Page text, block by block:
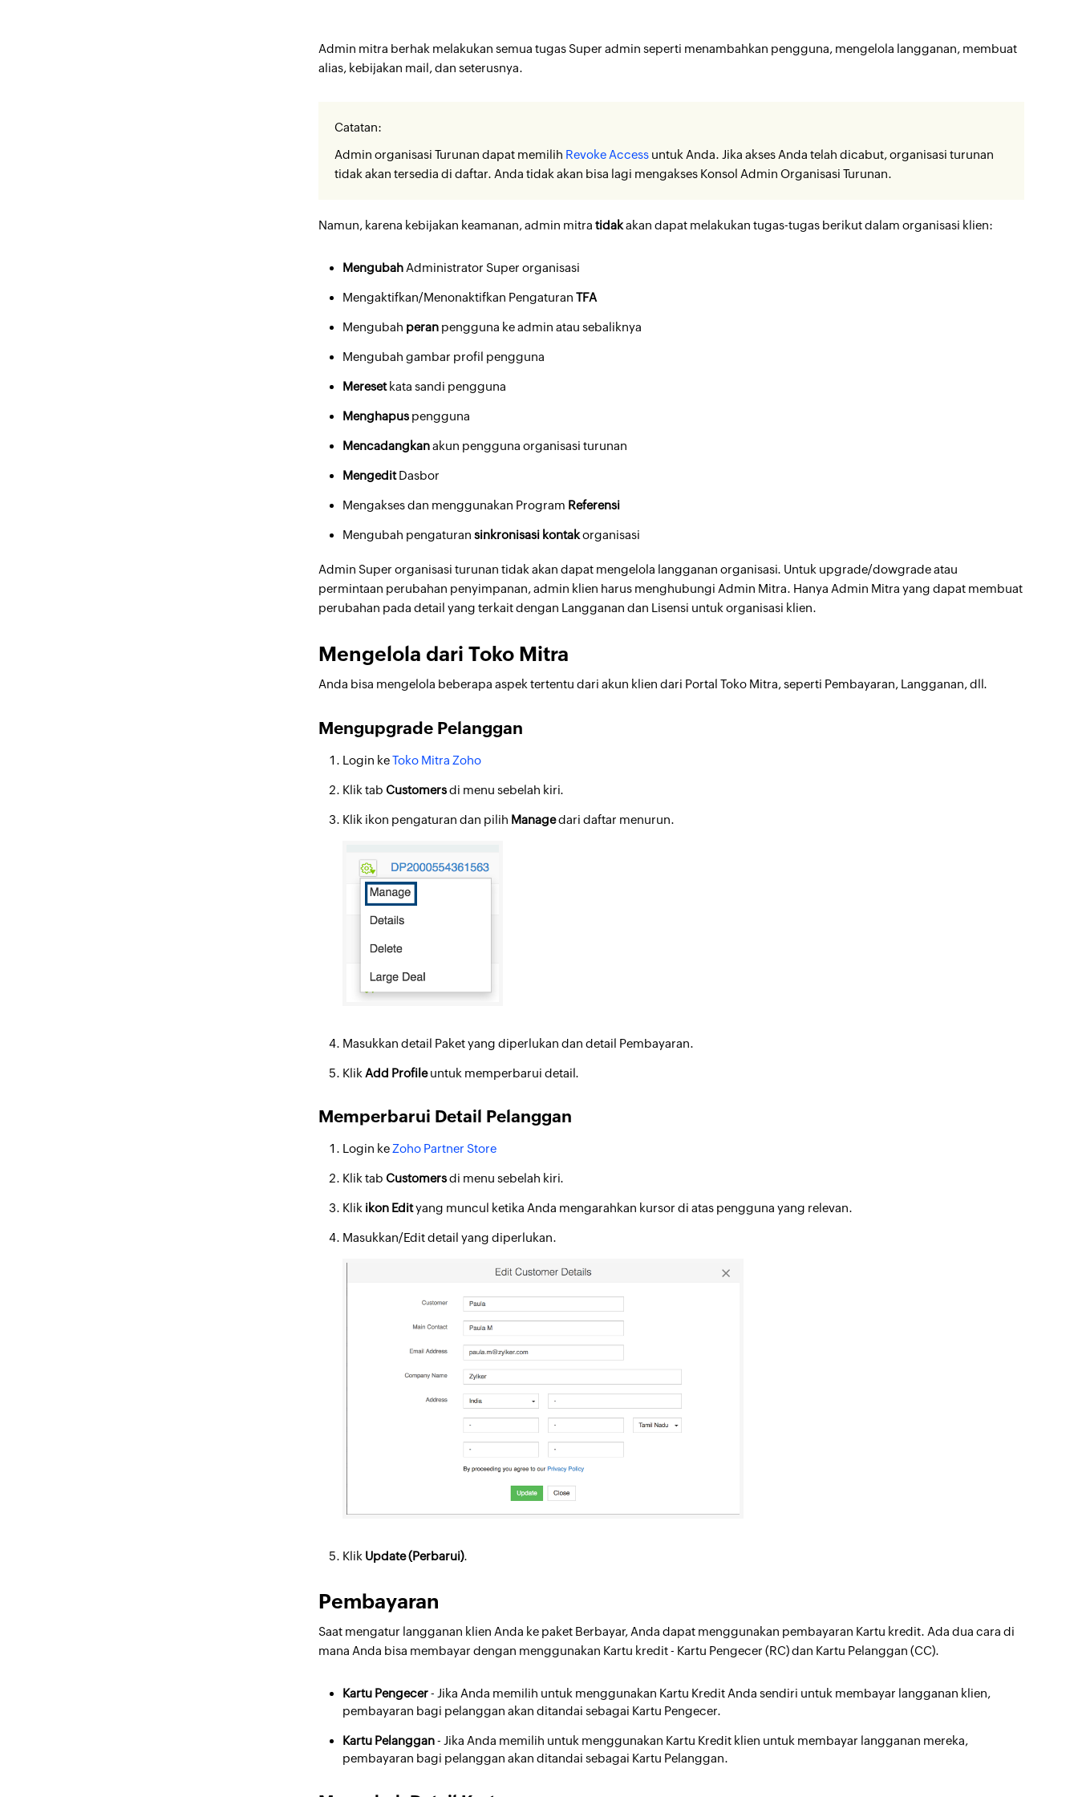
Admin mitra berhak melakukan semua tugas Super admin seperti menambahkan pengguna, mengelola langganan, membuat
alias, kebijakan mail, dan seterusnya.
Catatan:
Admin organisasi Turunan dapat memilih Revoke Access untuk Anda. Jika akses Anda telah dicabut, organisasi turunan
tidak akan tersedia di daftar. Anda tidak akan bisa lagi mengakses Konsol Admin Organisasi Turunan.
Namun, karena kebijakan keamanan, admin mitratidakakan dapat melakukan tugas-tugas berikut dalam organisasi klien:
Mengubah Administrator Super organisasi
Mengaktifkan/Menonaktifkan PengaturanTFA
Mengubah peran pengguna ke admin atau sebaliknya
Mengubah gambar profil pengguna
Meresetkata sandi pengguna
Menghapus pengguna
Mencadangkanakun pengguna organisasi turunan
MengeditDasbor
Mengakses dan menggunakan Program Referensi
Mengubah pengaturansinkronisasi kontakorganisasi
Admin Super organisasi turunan tidak akan dapat mengelola langganan organisasi. Untuk upgrade/dowgrade atau
permintaan perubahan penyimpanan, admin klien harus menghubungi Admin Mitra. Hanya Admin Mitra yang dapat membuat
perubahan pada detail yang terkait dengan Langganan dan Lisensi untuk organisasi klien.
Mengelola dari Toko Mitra
Anda bisa mengelola beberapa aspek tertentu dari akun klien dari Portal Toko Mitra, seperti Pembayaran, Langganan, dll.
Mengupgrade Pelanggan
Login keToko Mitra Zoho
Klik tabCustomersdi menu sebelah kiri.
Klik ikon pengaturan dan pilih Managedari daftar menurun.
Masukkan detail Paket yang diperlukan dan detail Pembayaran.
KlikAdd Profileuntuk memperbarui detail.
Memperbarui Detail Pelanggan
Login ke Zoho Partner Store
Klik tabCustomersdi menu sebelah kiri.
Klik ikon Edityang muncul ketika Anda mengarahkan kursor di atas pengguna yang relevan.
Masukkan/Edit detail yang diperlukan.
Klik Update (Perbarui).
Pembayaran
Saat mengatur langganan klien Anda ke paket Berbayar, Anda dapat menggunakan pembayaran Kartu kredit. Ada dua cara di
mana Anda bisa membayar dengan menggunakan Kartu kredit - Kartu Pengecer (RC) dan Kartu Pelanggan (CC).
Kartu Pengecer- Jika Anda memilih untuk menggunakan Kartu Kredit Anda sendiri untuk membayar langganan klien,
pembayaran bagi pelanggan akan ditandai sebagai Kartu Pengecer.
Kartu Pelanggan- Jika Anda memilih untuk menggunakan Kartu Kredit klien untuk membayar langganan mereka,
pembayaran bagi pelanggan akan ditandai sebagai Kartu Pelanggan.